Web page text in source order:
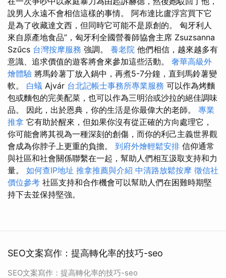
說男人永遠不會相信這樣的事情。 阿布達比盧浮宮買下它
是為了收藏達文西，但同時它可能不是原創的。 匈牙利人
來自原產地食品”，匈牙利全國營養師協會主席 Zsuzsanna
Szűcs 台灣按摩服務 強調。 養老院 他們相信，越來越多有
意識、追求價值的遊客將會來參加這些活動。 奢華高級外
燴體驗 將馬鈴薯丁放入鍋中，再煮5-7分鐘，直到馬鈴薯變
軟。 白蟻 Ajvár 台北記帳士事務所專業服務 可以作為烤麵
包或麵包的完美配菜，也可以作為三明治或沙拉的絕佳調味
品。 因此，出於恩典，你的生活是你最偉大的老師。 專業
推拿 它有助於醒來，但如果你沒有從正確的方向處理它，
你可能會將其視為一種深刻的創傷，而你的利己主義世界觀
會成為你脖子上更重的負擔。 到府外燴輕鬆安排 信仰通常
與社區和社會關係聯繫在一起，幫助人們相互汲取支持和力
量。 如何查IP地址 推拿推薦與介紹 中清路放鬆按摩 徵信社
價位參考 社區支持和合作機會可以幫助人們在困難時期堅
持下去並保持堅強。
SEO文案寫作：提高轉化率的技巧-seo
SEO文案寫作：提高轉化率的技巧-seo